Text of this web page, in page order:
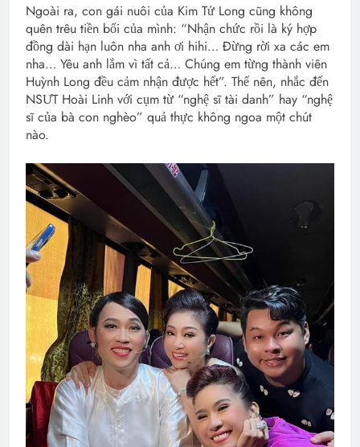
Ngoài ra, con gái nuôi của Kim Tử Long cũng không
quên trêu tiền bối của mình: “Nhận chức rồi là ký hợp
đồng dài hạn luôn nha anh ơi hihi… Đừng rời xa các em
nha… Yêu anh lắm vì tất cả… Chúng em từng thành viên
Huỳnh Long đều cảm nhận được hết”. Thế nên, nhắc đến
NSƯT Hoài Linh với cụm từ “nghệ sĩ tài danh” hay “nghệ
sĩ của bà con nghèo” quả thực không ngoa một chút
nào.